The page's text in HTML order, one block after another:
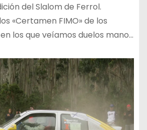
del Slalom de Ferrol.
«Certamen FIMO» de los
los que veíamos duelos mano…